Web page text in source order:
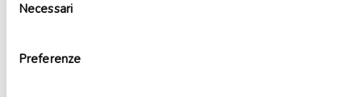
delNecessari
Preferenze